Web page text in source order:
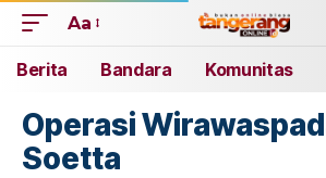
Aa
Berita Bandara Komunitas
Operasi
Soetta